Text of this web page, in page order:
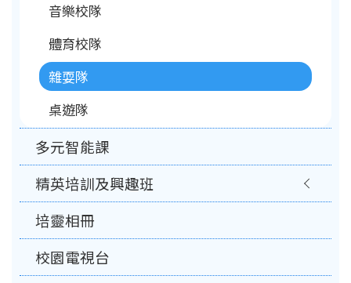
音樂校隊
體育校隊
雜耍隊
桌遊隊
多元智能課
精英培訓及興趣班
培靈相冊
校園電視台